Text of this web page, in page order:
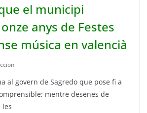
el municipi
anys de Festes
música en valencià
al govern de Sagredo que pose fi a
mentre desenes de